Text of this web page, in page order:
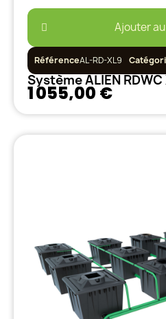
Ajouter
RéférenceAL-RD-XL9
Système ALIEN
1 055,00 €